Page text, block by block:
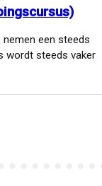
een steeds
wordt steeds vaker